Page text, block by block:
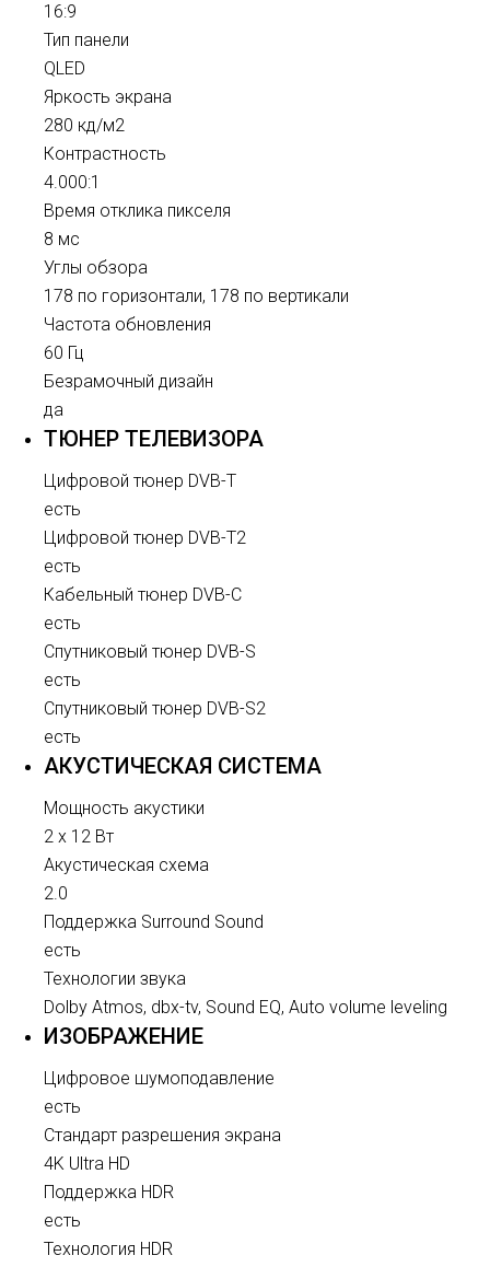
16:9
Тип панели
QLED
Яркость экрана
280 кд/м2
Контрастность
4.000:1
Время отклика пикселя
8 мс
Углы обзора
178 по горизонтали, 178 по вертикали
Частота обновления
60 Гц
Безрамочный дизайн
да
ТЮНЕР ТЕЛЕВИЗОРА
Цифровой тюнер DVB-T
есть
Цифровой тюнер DVB-T2
есть
Кабельный тюнер DVB-C
есть
Спутниковый тюнер DVB-S
есть
Спутниковый тюнер DVB-S2
есть
АКУСТИЧЕСКАЯ СИСТЕМА
Мощность акустики
2 x 12 Вт
Акустическая схема
2.0
Поддержка Surround Sound
есть
Технологии звука
Dolby Atmos, dbx-tv, Sound EQ, Auto volume leveling
ИЗОБРАЖЕНИЕ
Цифровое шумоподавление
есть
Стандарт разрешения экрана
4K Ultra HD
Поддержка HDR
есть
Технология HDR